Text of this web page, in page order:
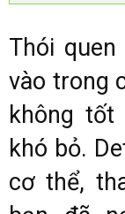
Thói
vào trong
không
khó bỏ.
cơ thể,